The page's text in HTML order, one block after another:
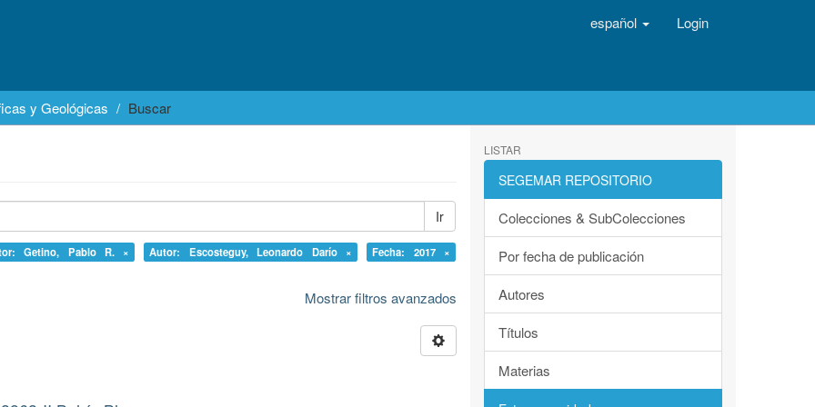
español Login
y Geológicas Buscar
Ir
Getino, Pablo R. × Autor: Escosteguy, Leonardo Darío × Fecha: 2017 ×
Mostrar filtros avanzados
LISTAR
SEGEMAR REPOSITORIO
Colecciones & SubColecciones
Por fecha de publicación
Autores
Títulos
Materias